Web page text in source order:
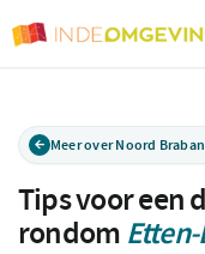
Meer over Noord
Tips voor een
rondom